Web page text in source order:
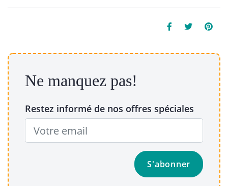
Ne manquez pas!
Restez informé de nos offres spéciales